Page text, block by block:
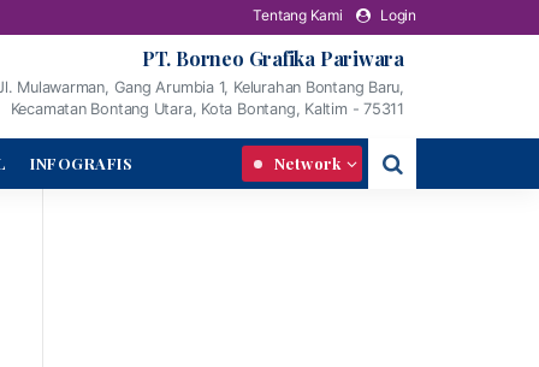
Tentang Kami Login
PT. Borneo Grafika Pariwara
Mulawarman, Gang Arumbia 1, Kelurahan Bontang Baru,
Kecamatan Bontang Utara, Kota Bontang, Kaltim - 75311
INFOGRAFIS Network